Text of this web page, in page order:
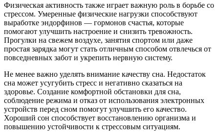
Физическая активность также играет важную роль в борьбе со
стрессом. Умеренные физические нагрузки способствуют
выработке эндорфинов — гормонов счастья, которые
помогают улучшить настроение и снизить тревожность.
Прогулки на свежем воздухе, занятия спортом или даже
простая зарядка могут стать отличным способом отвлечься от
повседневных забот и укрепить нервную систему.
Не менее важно уделять внимание качеству сна. Недостаток
сна может усугубить стресс и негативно сказаться на
здоровье. Создание комфортной обстановки для сна,
соблюдение режима и отказ от использования электронных
устройств перед сном помогут улучшить его качество.
Хороший сон способствует восстановлению организма и
повышению устойчивости к стрессовым ситуациям.